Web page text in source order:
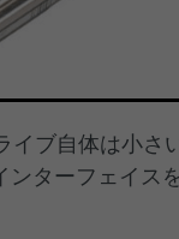
ブ自体は小さ
ンターフェイス